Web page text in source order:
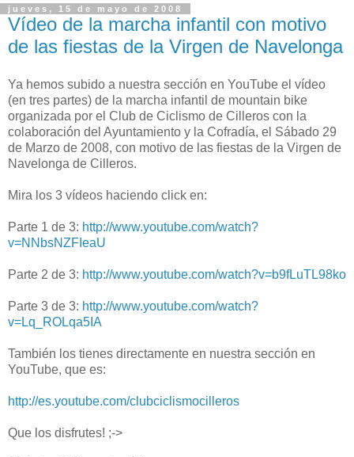
jueves, 15 de mayo de 2008
Vídeo de la marcha infantil con motivo
de las fiestas de la Virgen de Navelonga
Ya hemos subido a nuestra sección en YouTube el vídeo
(en tres partes) de la marcha infantil de mountain bike
organizada por el Club de Ciclismo de Cilleros con la
colaboración del Ayuntamiento y la Cofradía, el Sábado 29
de Marzo de 2008, con motivo de las fiestas de la Virgen de
Navelonga de Cilleros.
Mira los 3 vídeos haciendo click en:
Parte 1 de 3: http://www.youtube.com/watch?
v=NNbsNZFIeaU
Parte 2 de 3: http://www.youtube.com/watch?v=b9fLuTL98ko
Parte 3 de 3: http://www.youtube.com/watch?
v=Lq_ROLqa5IA
También los tienes directamente en nuestra sección en
YouTube, que es:
http://es.youtube.com/clubciclismocilleros
Que los disfrutes! ;->